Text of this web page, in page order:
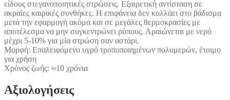
είδους στεγανοποιητικές στρώσεις. Εξαιρετική αντίσταση σε
ακραίες καιρικές συνθήκες. Η επιφάνεια δεν κολλάει στο βάδισμα
μετά την εφαρμογή ακόμα και σε μεγάλες θερμοκρασίες με
αποτέλεσμα να μην συγκεντρώνει ρύπους. Αραιώνεται με νερό
μέχρι 5-10% για μία στρώση σαν αστάρι.
Μορφή: Επαλειφόμενο υγρό τροποποιημένων πολυμερών, έτοιμο
για χρήση
Χρόνος ζωής: ≈10 χρόνια
Αξιολογήσεις